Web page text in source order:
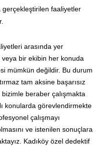
gerçekleştirilen faaliyetler
arasında yer
bir ekibin her konuda
mümkün değildir. Bu durum
tam aksine başarısız
beraber çalışmakta
konularda görevlendirmekte
çalışmayı
ve istenilen sonuçlara
Kadıköy özel dedektif